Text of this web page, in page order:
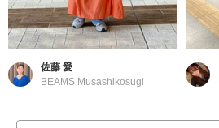
佐藤 愛
BEAMS Musashikosugi